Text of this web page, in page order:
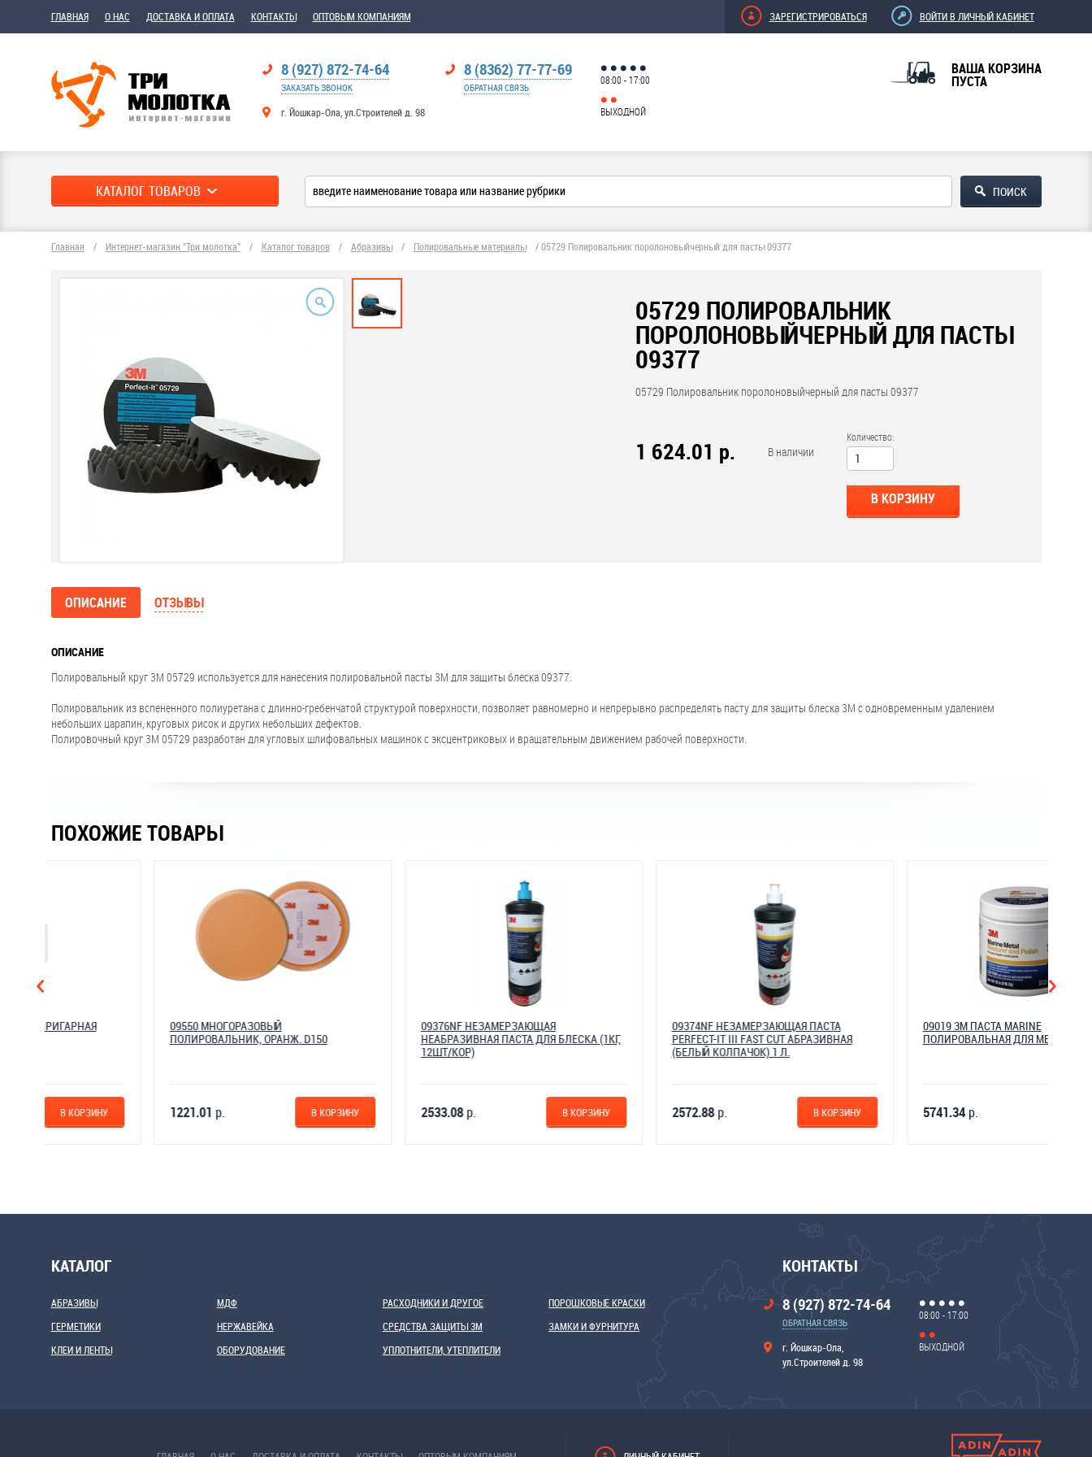
ГЛАВНАЯ О НАС ДОСТАВКА И ОПЛАТА КОНТАКТЫ ОПТОВЫМ КОМПАНИЯМ ЗАРЕГИСТРИРОВАТЬСЯ ВОЙТИ В ЛИЧНЫЙ КАБИНЕТ
8 (927) 872-74-64
ЗАКАЗАТЬ ЗВОНОК
г. Йошкар-Ола, ул.Строителей д. 98
8 (8362) 77-77-69
ОБРАТНАЯ СВЯЗЬ
08:00 - 17:00
ВЫХОДНОЙ
ВАША КОРЗИНА
ПУСТА
КАТАЛОГ ТОВАРОВ
Главная / Интернет-магазин "Три молотка" / Каталог товаров / Абразивы / Полировальные материалы /05729 Полировальник поролоновыйчерный для пасты 09377
05729 ПОЛИРОВАЛЬНИК
ПОРОЛОНОВЫЙЧЕРНЫЙ ДЛЯ ПАСТЫ
09377
05729 Полировальник поролоновыйчерный для пасты 09377
1 624.01 р. В наличии
Количество:
В КОРЗИНУ
ОПИСАНИЕ ОТЗЫВЫ
ОПИСАНИЕ
Полировальный круг 3М 05729 используется для нанесения полировальной пасты 3M для защиты блеска 09377.
Полировальник из вспененного полиуретана с длинно-гребенчатой структурой поверхности, позволяет равномерно и непрерывно распределять пасту для защиты блеска 3M с одновременным удалением
небольших царапин, круговых рисок и других небольших дефектов.
Полировочный круг 3M 05729 разработан для угловых шлифовальных машинок с эксцентриковых и вращательным движением рабочей поверхности.
ПОХОЖИЕ ТОВАРЫ
ПАСТА ЗАЩИТНАЯ АНТИПРИГАРНАЯ
282.90р. В КОРЗИНУ
ПОЛИРОВАЛЬНИК, ОРАНЖ. D150
1221.01р. В КОРЗИНУ
09376NF НЕЗАМЕРЗАЮЩАЯ
НЕАБРАЗИВНАЯ ПАСТА ДЛЯ БЛЕСКА (1КГ,
2533.08р. В КОРЗИНУ
09374NF НЕЗАМЕРЗАЮЩАЯ ПАСТА
PERFECT-IT III FAST CUT АБРАЗИВНАЯ
2572.88р. В КОРЗИНУ
КАТАЛОГ
АБРАЗИВЫ
ГЕРМЕТИКИ
КЛЕИ И ЛЕНТЫ
МДФ
НЕРЖАВЕЙКА
ОБОРУДОВАНИЕ
РАСХОДНИКИ И ДРУГОЕ
СРЕДСТВА ЗАЩИТЫ 3М
УПЛОТНИТЕЛИ, УТЕПЛИТЕЛИ
ПОРОШКОВЫЕ КРАСКИ
ЗАМКИ И ФУРНИТУРА
КОНТАКТЫ
8 (927) 872-74-64
ОБРАТНАЯ СВЯЗЬ
г. Йошкар-Ола,
ул.Строителей д. 98
08:00 - 17:00
ВЫХОДНОЙ